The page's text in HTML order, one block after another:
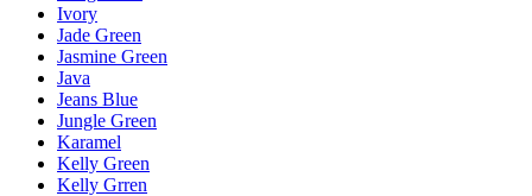
Ivory
Jade Green
Jasmine Green
Java
Jeans Blue
Jungle Green
Karamel
Kelly Green
Kelly Grren